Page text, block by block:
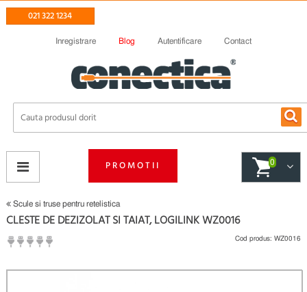
021 322 1234
Inregistrare Blog Autentificare Contact
PROMOTII 0
Scule si truse pentru retelistica
CLESTE DE DEZIZOLAT SI TAIAT, LOGILINK WZ0016
Fii primul care scrie un review
Cod produs: WZ0016